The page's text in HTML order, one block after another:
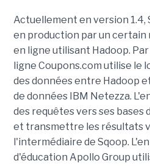
Actuellement en version 1.4,
en production par un certain
en ligne utilisant Hadoop.
ligne Coupons.com utilise le
des données entre Hadoop
de données IBM Netezza.
des requêtes vers ses
et transmettre les résultats
l'intermédiaire de Sqoop.
d'éducation Apollo Group